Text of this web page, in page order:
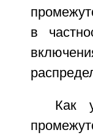
в
Как